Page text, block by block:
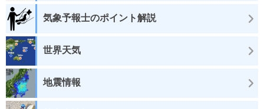
気象予報士のポイント解説
世界天気
地震情報